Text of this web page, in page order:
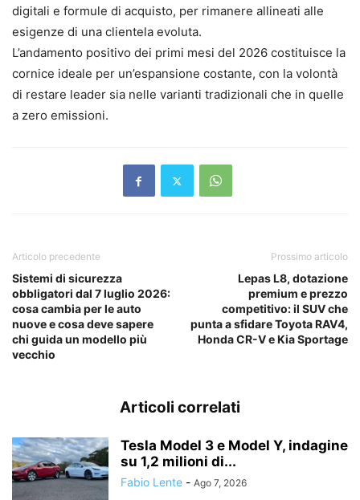
digitali e formule di acquisto, per rimanere allineati alle
esigenze di una clientela evoluta.
L’andamento positivo dei primi mesi del 2026 costituisce la
cornice ideale per un’espansione costante, con la volontà
di restare leader sia nelle varianti tradizionali che in quelle
a zero emissioni.
Articolo precedente
Sistemi di sicurezza
obbligatori dal 7 luglio 2026:
cosa cambia per le auto
nuove e cosa deve sapere
chi guida un modello più
vecchio
Prossimo articolo
Lepas L8, dotazione
premium e prezzo
competitivo: il SUV che
punta a sfidare Toyota RAV4,
Honda CR-V e Kia Sportage
Articoli correlati
Tesla Model 3 e Model Y, indagine
su 1,2 milioni di...
Fabio Lente - Ago 7, 2026